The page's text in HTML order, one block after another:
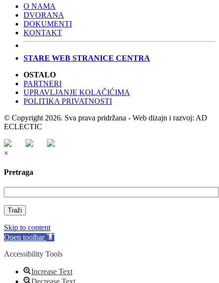
O NAMA
DVORANA
DOKUMENTI
KONTAKT
STARE WEB STRANICE CENTRA
OSTALO
PARTNERI
UPRAVLJANJE KOLAČIĆIMA
POLITIKA PRIVATNOSTI
© Copyright 2026. Sva prava pridržana - Web dizajn i razvoj: AD
ECLECTIC
×
Pretraga
Traži
Skip to content
Open toolbar
Accessibility Tools
Increase Text
Decrease Text